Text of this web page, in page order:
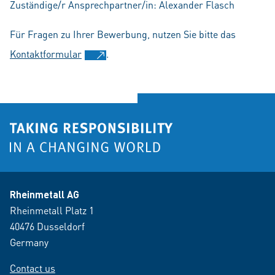
Zuständige/r Ansprechpartner/in: Alexander Flasch
Für Fragen zu Ihrer Bewerbung, nutzen Sie bitte das
Kontaktformular
.
Rheinmetall AG
Rheinmetall Platz 1
40476 Dusseldorf
Germany
Contact us